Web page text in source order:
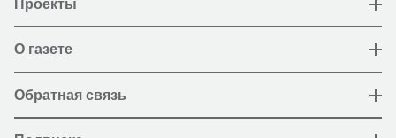
Проекты
О газете
Обратная связь